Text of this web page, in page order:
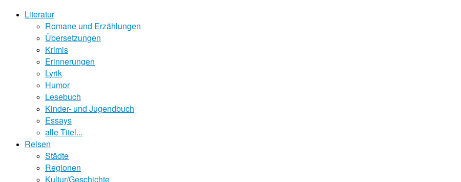
Literatur
Romane und Erzählungen
Übersetzungen
Krimis
Erinnerungen
Lyrik
Humor
Lesebuch
Kinder- und Jugendbuch
Essays
alle Titel...
Reisen
Städte
Regionen
Kultur/Geschichte